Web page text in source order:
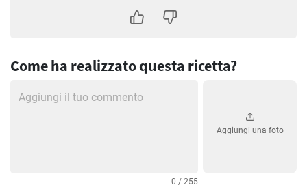
Come ha realizzato questa ricetta?
0 / 255
Aggiungi una foto